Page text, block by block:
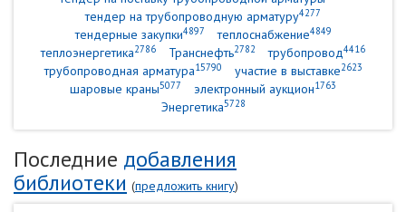
тендер на трубопроводную арматуру4277
тендерные закупки4897 теплоснабжение4849
теплоэнергетика2786 Транснефть2782 трубопровод4416
трубопроводная арматура15790 участие в выставке2623
шаровые краны5077 электронный аукцион1763
Энергетика5728
Последние добавления
библиотеки (предложить книгу)